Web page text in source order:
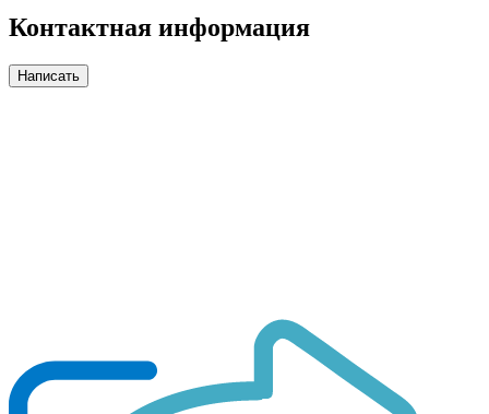
Контактная информация
Написать